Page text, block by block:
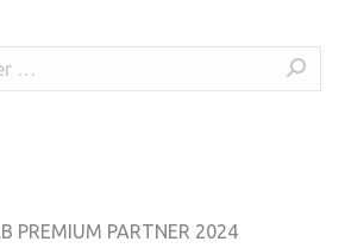
PREMIUM PARTNER 2024